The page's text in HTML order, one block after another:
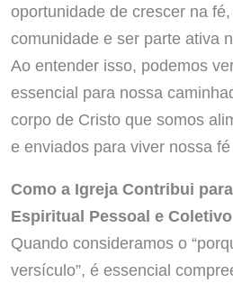
oportunidade de crescer na
comunidade e ser parte ativa
Ao entender isso, podemos
essencial para nossa
corpo de Cristo que somos
e enviados para viver nossa
Como a Igreja Contribui
Espiritual Pessoal e Coletivo
Quando consideramos o
versículo”, é essencial